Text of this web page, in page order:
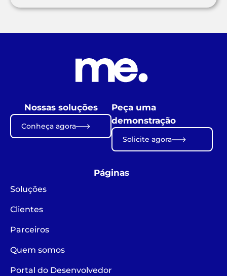
Nossas soluções
Conheça agora
Peça uma
demonstração
Solicite agora
Páginas
Soluções
Clientes
Parceiros
Quem somos
Portal do Desenvolvedor